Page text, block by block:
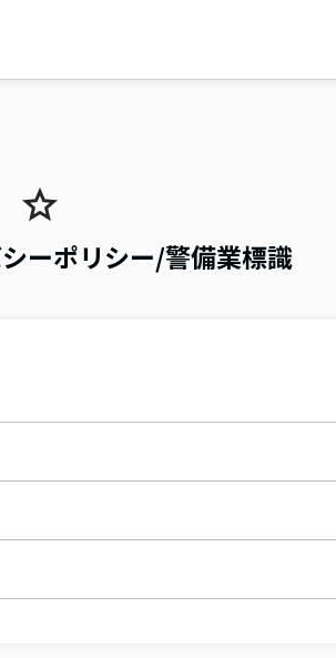
ーポリシー/警備業標識